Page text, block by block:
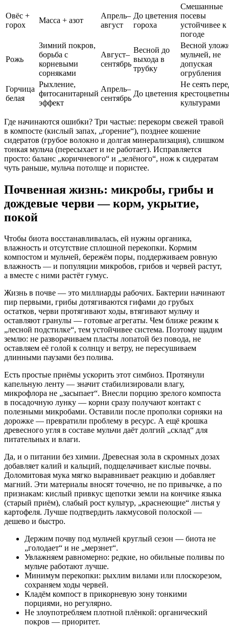
Овёс +
горох
Масса + азот
Апрель–
август
До цветения
гороха
Смешанные
посевы
устойчивее к
погоде
Рожь
Зимний покров,
борьба с
корневыми
сорняками
Август–
сентябрь
Весной до
выхода в
трубку
Весной
мульчей, не
допуская
огрубления
Горчица
белая
Рыхление,
фитосанитарный
эффект
Апрель–
сентябрь
До цветения
Не сеять
культурами
Где начинаются ошибки? Три частые: перекорм свежей травой
в компосте (кислый запах, „горение“), позднее кошение
сидератов (грубое волокно и долгая минерализация), слишком
тонкая мульча (пересыхает и не работает). Исправляется
просто: баланс „коричневого“ и „зелёного“, нож к сидератам
чуть раньше, мульча потолще и пористее.
Почвенная жизнь: микробы, грибы и
дождевые черви — корм, укрытие,
покой
Чтобы биота восстанавливалась, ей нужны органика,
влажность и отсутствие сплошной перекопки. Кормим
компостом и мульчей, бережём поры, поддерживаем ровную
влажность — и популяции микробов, грибов и червей растут,
а вместе с ними растёт гумус.
Жизнь в почве — это миллиарды рабочих. Бактерии начинают
пир первыми, грибы дотягиваются гифами до грубых
остатков, черви протягивают ходы, втягивают мульчу и
оставляют гранулы — готовые агрегаты. Чем ближе режим к
„лесной подстилке“, тем устойчивее система. Поэтому щадим
землю: не разворачиваем пласты лопатой без повода, не
оставляем её голой к солнцу и ветру, не пересушиваем
длинными паузами без полива.
Есть простые приёмы ускорить этот симбиоз. Протянули
капельную ленту — значит стабилизировали влагу,
микрофлора не „засыпает“. Внесли порцию зрелого компоста
в посадочную лунку — корни сразу получают контакт с
полезными микробами. Оставили после прополки сорняки на
дорожке — превратили проблему в ресурс. А ещё крошка
древесного угля в составе мульчи даёт долгий „склад“ для
питательных и влаги.
Да, и о питании без химии. Древесная зола в скромных дозах
добавляет калий и кальций, подщелачивает кислые почвы.
Доломитовая мука мягко выравнивает реакцию и добавляет
магний. Эти материалы вносят точечно, не по привычке, а по
признакам: кислый привкус щепотки земли на кончике языка
(старый приём), слабый рост культур, „краснеющие“ листья у
картофеля. Лучше подтвердить лакмусовой полоской —
дешево и быстро.
Держим почву под мульчей круглый сезон — биота не
„голодает“ и не „мерзнет“.
Увлажняем равномерно: редкие, но обильные поливы по
мульче работают лучше.
Минимум перекопки: рыхлим вилами или плоскорезом,
сохраняем ходы червей.
Кладём компост в прикорневую зону тонкими
порциями, но регулярно.
Не злоупотребляем плотной плёнкой: органический
покров — приоритет.